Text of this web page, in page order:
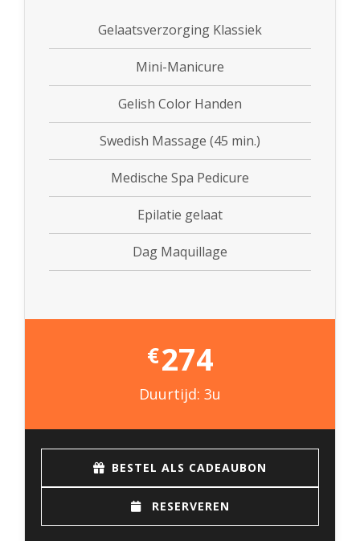
Gelaatsverzorging Klassiek
Mini-Manicure
Gelish Color Handen
Swedish Massage (45 min.)
Medische Spa Pedicure
Epilatie gelaat
Dag Maquillage
€274
Duurtijd: 3u
BESTEL ALS CADEAUBON
RESERVEREN